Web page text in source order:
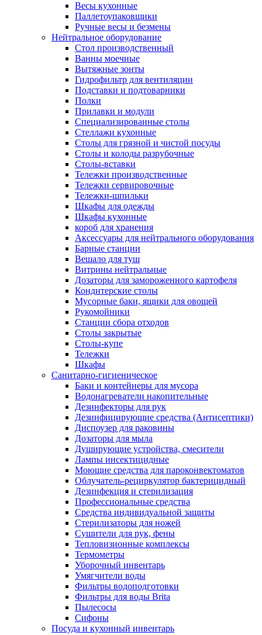
Весы кухонные
Паллетоупаковщики
Ручные весы и безмены
Нейтральное оборудование
Cтол производственный
Ванны моечные
Вытяжные зонты
Гидрофильтр для вентиляции
Подставки и подтоварники
Полки
Прилавки и модули
Специализированные столы
Стеллажи кухонные
Столы для грязной и чистой посуды
Столы и колоды разрубочные
Столы-вставки
Тележки производственные
Тележки сервировочные
Тележки-шпильки
Шкафы для одежды
Шкафы кухонные
короб для хранения
Аксессуары для нейтрального оборудования
Барные станции
Вешало для туш
Витрины нейтральные
Дозаторы для замороженного картофеля
Кондитерские столы
Мусорные баки, ящики для овощей
Рукомойники
Станции сбора отходов
Столы закрытые
Столы-купе
Тележки
Шкафы
Санитарно-гигиеническое
Баки и контейнеры для мусора
Водонагреватели накопительные
Дезинфекторы для рук
Дезинфицирующие средства (Антисептики)
Диспоузер для раковины
Дозаторы для мыла
Душирующие устройства, смесители
Лампы инсектицидные
Моющие средства для пароконвектоматов
Облучатель-рециркулятор бактерицидный
Дезинфекция и стерилизация
Профессиональные средства
Средства индивидуальной защиты
Стерилизаторы для ножей
Сушители для рук, фены
Тепловизионные комплексы
Термометры
Уборочный инвентарь
Умягчители воды
Фильтры водоподготовки
Фильтры для воды Brita
Пылесосы
Сифоны
Посуда и кухонный инвентарь